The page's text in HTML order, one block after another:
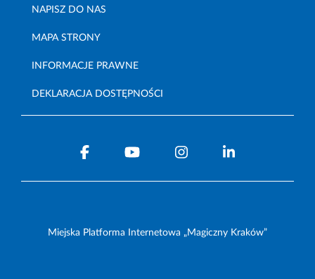
NAPISZ DO NAS
MAPA STRONY
INFORMACJE PRAWNE
DEKLARACJA DOSTĘPNOŚCI
Miejska Platforma Internetowa „Magiczny Kraków”